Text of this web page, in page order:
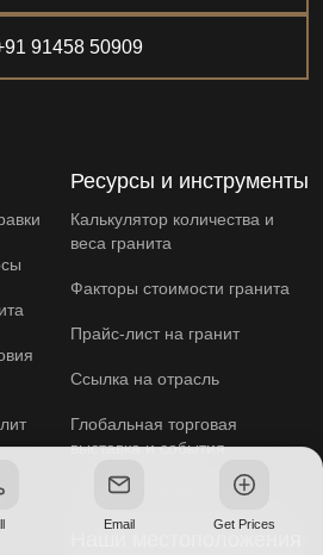
91458 50909
Ресурсы и инструменты
Калькулятор количества и
веса гранита
Факторы стоимости гранита
Прайс-лист на гранит
Ссылка на отрасль
Глобальная торговая
выставка и события
Служба инспекции камня
Email Get Prices